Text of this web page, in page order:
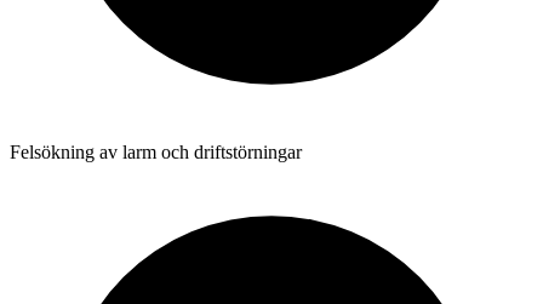
Felsökning av larm och driftstörningar